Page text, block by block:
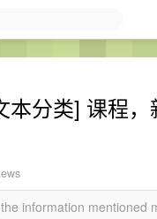
本分类] 课程
information mentioned